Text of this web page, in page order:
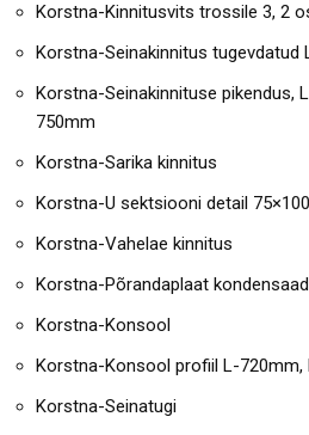
Korstna-Kinnitusvits trossile 3, 2
Korstna-Seinakinnitus tugevdatud
Korstna-Seinakinnituse pikendus,
750mm
Korstna-Sarika kinnitus
Korstna-U sektsiooni detail
Korstna-Vahelae kinnitus
Korstna-Põrandaplaat
Korstna-Konsool
Korstna-Konsool profiil L-720mm,
Korstna-Seinatugi